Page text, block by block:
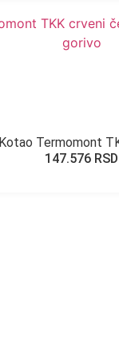
Kotao Termomont
147.576 RSD